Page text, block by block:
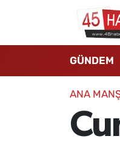
GÜNDEM
ANA
GÜNDEM
SİYASET
EKONOMİ
Manisa Nöbetçi
Manisa Hava
Manisa Namaz
Manisa Trafik